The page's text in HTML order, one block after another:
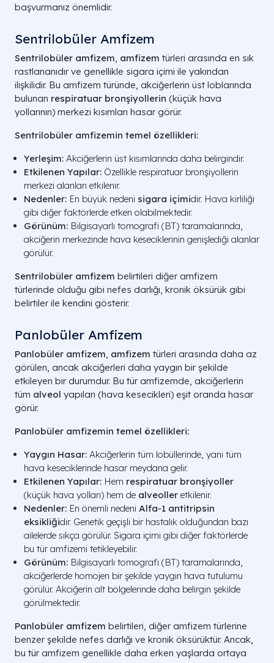
başvurmanız önemlidir.
Sentrilobüler Amfizem
Sentrilobüler amfizem, amfizem türleri arasında en sık
rastlananıdır ve genellikle sigara içimi ile yakından
ilişkilidir. Bu amfizem türünde, akciğerlerin üst loblarında
bulunan respiratuar bronşiyollerin (küçük hava
yollarının) merkezi kısımları hasar görür.
Sentrilobüler amfizemin temel özellikleri:
Yerleşim: Akciğerlerin üst kısımlarında daha belirgindir.
Etkilenen Yapılar: Özellikle respiratuar bronşiyollerin
merkezi alanları etkilenir.
Nedenler: En büyük nedeni sigara içimidir. Hava kirliliği
gibi diğer faktörlerde etken olabilmektedir.
Görünüm: Bilgisayarlı tomografi (BT) taramalarında,
akciğerin merkezinde hava keseciklerinin genişlediği alanlar
görülür.
Sentrilobüler amfizem belirtileri diğer amfizem
türlerinde olduğu gibi nefes darlığı, kronik öksürük gibi
belirtiler ile kendini gösterir.
Panlobüler Amfizem
Panlobüler amfizem, amfizem türleri arasında daha az
görülen, ancak akciğerleri daha yaygın bir şekilde
etkileyen bir durumdur. Bu tür amfizemde, akciğerlerin
tüm alveol yapıları (hava kesecikleri) eşit oranda hasar
görür.
Panlobüler amfizemin temel özellikleri:
Yaygın Hasar: Akciğerlerin tüm lobüllerinde, yani tüm
hava keseciklerinde hasar meydana gelir.
Etkilenen Yapılar: Hem respiratuar bronşiyoller
(küçük hava yolları) hem de alveoller etkilenir.
Nedenler: En önemli nedeni Alfa-1 antitripsin
eksikliğidir. Genetik geçişli bir hastalık olduğundan bazı
ailelerde sıkça görülür. Sigara içimi gibi diğer faktörlerde
bu tür amfizemi tetikleyebilir.
Görünüm: Bilgisayarlı tomografi (BT) taramalarında,
akciğerlerde homojen bir şekilde yaygın hava tutulumu
görülür. Akciğerin alt bölgelerinde daha belirgin şekilde
görülmektedir.
Panlobüler amfizem belirtileri, diğer amfizem türlerine
benzer şekilde nefes darlığı ve kronik öksürüktür. Ancak,
bu tür amfizem genellikle daha erken yaşlarda ortaya